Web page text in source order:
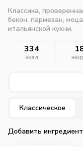
Классика,
бекон, пармезан,
итальянской кухни.
334
ккал
Классическое
Добавить